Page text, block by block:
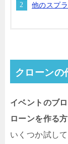
他のスプ
クローンの
イベントのブ
ローンを作る
いくつか試し